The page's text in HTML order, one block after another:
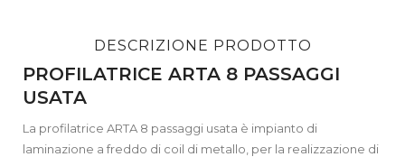
DESCRIZIONE PRODOTTO
PROFILATRICE ARTA 8 PASSAGGI
USATA
La profilatrice ARTA 8 passaggi usata è impianto di
laminazione a freddo di coil di metallo, per la realizzazione di